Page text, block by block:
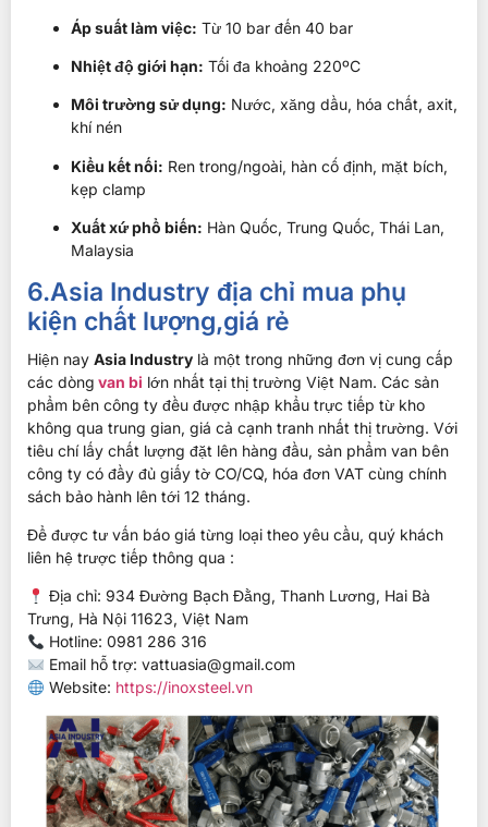
Áp suất làm việc: Từ 10 bar đến 40 bar
Nhiệt độ giới hạn: Tối đa khoảng 220ºC
Môi trường sử dụng: Nước, xăng dầu, hóa chất, axit,
khí nén
Kiểu kết nối: Ren trong/ngoài, hàn cố định, mặt bích,
kẹp clamp
Xuất xứ phổ biến: Hàn Quốc, Trung Quốc, Thái Lan,
Malaysia
6.Asia Industry địa chỉ mua phụ
kiện chất lượng,giá rẻ
Hiện nay Asia Industry là một trong những đơn vị cung cấp
các dòng van bi lớn nhất tại thị trường Việt Nam. Các sản
phẩm bên công ty đều được nhập khẩu trực tiếp từ kho
không qua trung gian, giá cả cạnh tranh nhất thị trường. Với
tiêu chí lấy chất lượng đặt lên hàng đầu, sản phẩm van bên
công ty có đầy đủ giấy tờ CO/CQ, hóa đơn VAT cùng chính
sách bảo hành lên tới 12 tháng.
Để được tư vấn báo giá từng loại theo yêu cầu, quý khách
liên hệ trược tiếp thông qua :
Địa chỉ: 934 Đường Bạch Đằng, Thanh Lương, Hai Bà
Trưng, Hà Nội 11623, Việt Nam
Hotline: 0981 286 316
Email hỗ trợ: vattuasia@gmail.com
Website: https://inoxsteel.vn